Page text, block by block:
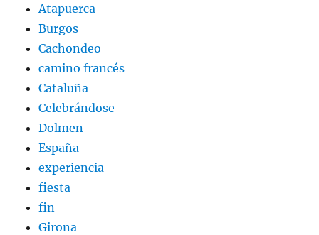
Atapuerca
Burgos
Cachondeo
camino francés
Cataluña
Celebrándose
Dolmen
España
experiencia
fiesta
fin
Girona